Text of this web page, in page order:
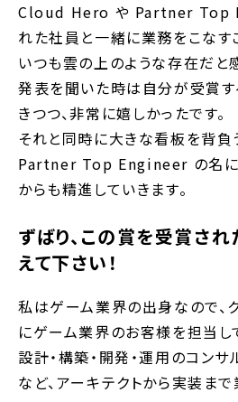
Cloud Hero や Partner Top
れた社員と一緒に業務をこなす
いつも雲の上のような存在だと
発表を聞いた時は自分が受賞
きつつ、非常に嬉しかったです。
それと同時に大きな看板を背負
Partner Top Engineer の名に
からも精進していきます。
ずばり、この賞を受賞さ
えて下さい！
私はゲーム業界の出身なので、
にゲーム業界のお客様を担当し
設計・構築・開発・運用のコン
など、アーキテクトから実装ま